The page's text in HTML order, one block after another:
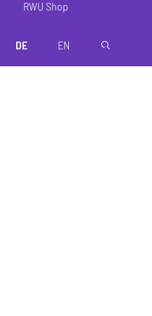
RWU Shop
DE EN magnifier